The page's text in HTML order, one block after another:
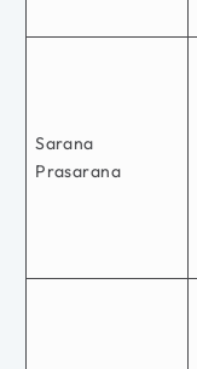
Sarana
Prasarana